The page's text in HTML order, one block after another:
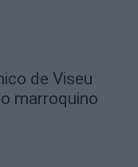
de Viseu
marroquino